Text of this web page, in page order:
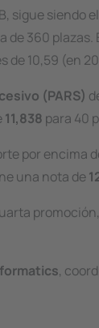
sigue siendo
360
10,59 (en
(PARS)
11,838 para 40
por encima
una nota de
,